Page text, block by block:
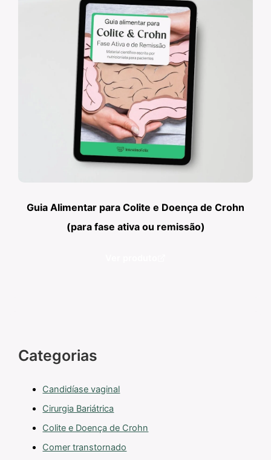
Guia Alimentar para Colite e Doença de Crohn
(para fase ativa ou remissão)
Categorias
Candidíase vaginal
Cirurgia Bariátrica
Colite e Doença de Crohn
Comer transtornado